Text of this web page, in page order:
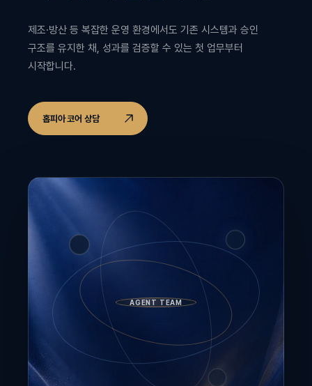
제조·방산 등 복잡한 운영 환경에서도 기존 시스템과 승인
구조를 유지한 채, 성과를 검증할 수 있는 첫 업무부터
시작합니다.
홉피아 코어 상담
AGENT TEAM